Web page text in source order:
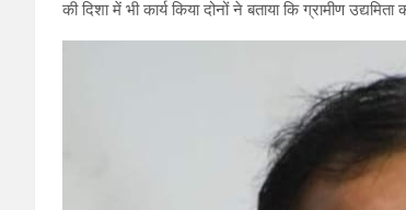
की दिशा में भी कार्य किया दोनों ने बताया कि ग्रामीण